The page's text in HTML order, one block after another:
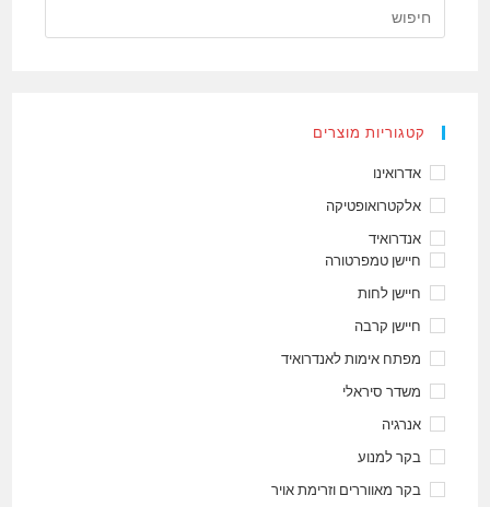
קטגוריות מוצרים
אדרואינו
אלקטרואופטיקה
אנדרואיד
חיישן טמפרטורה
חיישן לחות
חיישן קרבה
מפתח אימות לאנדרואיד
משדר סיראלי
אנרגיה
בקר למנוע
בקר מאווררים וזרימת אויר